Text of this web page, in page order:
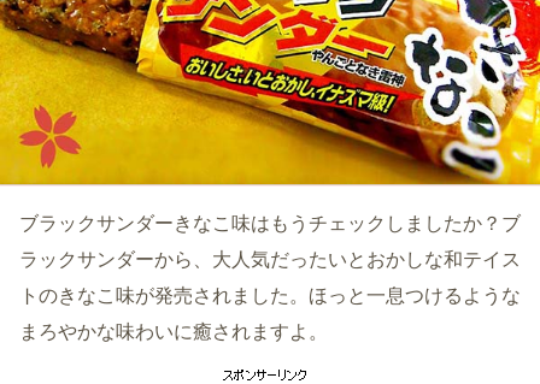
ブラックサンダーきなこ味はもうチェックしましたか？ブ
ラックサンダーから、大人気だったいとおかしな和テイス
トのきなこ味が発売されました。ほっと一息つけるような
まろやかな味わいに癒されますよ。